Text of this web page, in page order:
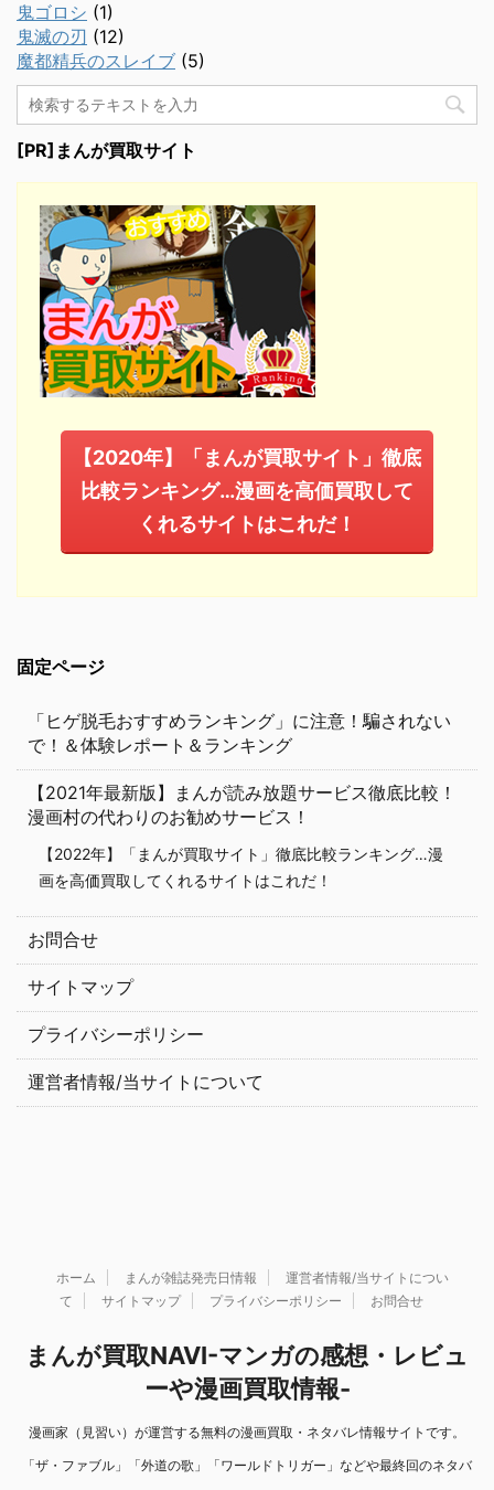
鬼ゴロシ (1)
鬼滅の刃 (12)
魔都精兵のスレイブ (5)
[PR]まんが買取サイト
【2020年】「まんが買取サイト」徹底
比較ランキング…漫画を高価買取して
くれるサイトはこれだ！
固定ページ
「ヒゲ脱毛おすすめランキング」に注意！騙されない
で！＆体験レポート＆ランキング
【2021年最新版】まんが読み放題サービス徹底比較！
漫画村の代わりのお勧めサービス！
【2022年】「まんが買取サイト」徹底比較ランキング…漫
画を高価買取してくれるサイトはこれだ！
お問合せ
サイトマップ
プライバシーポリシー
運営者情報/当サイトについて
ホーム まんが雑誌発売日情報
運営者情報/当サイトについ
て
サイトマップ プライバシーポリシー お問合せ
まんが買取NAVI-マンガの感想・レビュ
ーや漫画買取情報-
漫画家（見習い）が運営する無料の漫画買取・ネタバレ情報サイトです。
「ザ・ファブル」「外道の歌」「ワールドトリガー」などや最終回のネタバ